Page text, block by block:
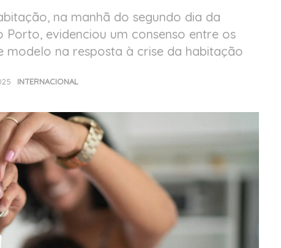
na manhã do segundo dia da
evidenciou um consenso entre os
modelo na resposta à crise da habitação
INTERNACIONAL